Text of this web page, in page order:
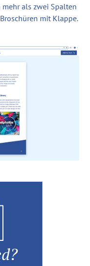
als zwei Spalten
mit Klappe.